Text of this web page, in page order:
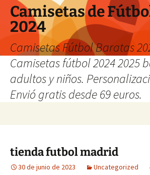
Camisetas de
2024
Camisetas Fútbol Baratas
Camisetas fútbol 2024 2025
adultos y niños.
Envió gratis desde 69 euros.
tienda futbol madrid
30 de junio de 2023 Uncategorized